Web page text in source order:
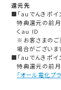
還元先
■「auでんきポイ
特典還元の前
くau ID
※お客さまのご
場合がございま
■「auでんきポイ
特典還元の前
「オール電化プ